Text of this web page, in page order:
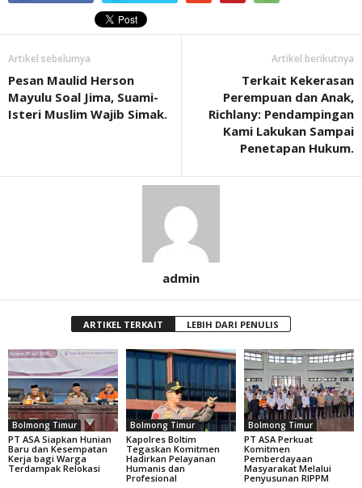
Artikel sebelumya
Pesan Maulid Herson
Mayulu Soal Jima, Suami-
Isteri Muslim Wajib Simak.
Artikel berikutnya
Terkait Kekerasan
Perempuan dan Anak,
Richlany: Pendampingan
Kami Lakukan Sampai
Penetapan Hukum.
admin
ARTIKEL TERKAIT LEBIH DARI PENULIS
Bolmong Timur
PT ASA Siapkan Hunian
Baru dan Kesempatan
Kerja bagi Warga
Terdampak Relokasi
Bolmong Timur
Kapolres Boltim
Tegaskan Komitmen
Hadirkan Pelayanan
Humanis dan
Profesional
Bolmong Timur
PT ASA Perkuat
Komitmen
Pemberdayaan
Masyarakat Melalui
Penyusunan RIPPM